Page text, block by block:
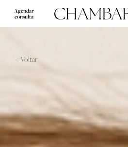
Agendar
consulta
< Voltar